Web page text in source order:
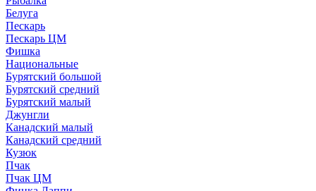
Белуга
Пескарь
Пескарь ЦМ
Фишка
Национальные
Бурятский большой
Бурятский средний
Бурятский малый
Джунгли
Канадский малый
Канадский средний
Кузюк
Пчак
Пчак ЦМ